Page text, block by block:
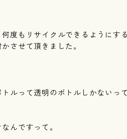
度もリサイクルできるようにす
させて頂きました。
ルって透明のボトルしかないっ
んですって。